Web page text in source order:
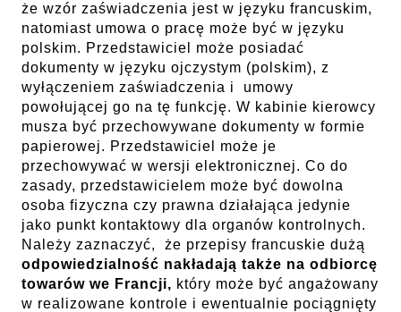
że wzór zaświadczenia jest w języku francuskim,
natomiast umowa o pracę może być w języku
polskim. Przedstawiciel może posiadać
dokumenty w języku ojczystym (polskim), z
wyłączeniem zaświadczenia i umowy
powołującej go na tę funkcję. W kabinie kierowcy
musza być przechowywane dokumenty w formie
papierowej. Przedstawiciel może je
przechowywać w wersji elektronicznej. Co do
zasady, przedstawicielem może być dowolna
osoba fizyczna czy prawna działająca jedynie
jako punkt kontaktowy dla organów kontrolnych.
Należy zaznaczyć, że przepisy francuskie dużą
odpowiedzialność nakładają także na odbiorcę
towarów we Francji, który może być angażowany
w realizowane kontrole i ewentualnie pociągnięty